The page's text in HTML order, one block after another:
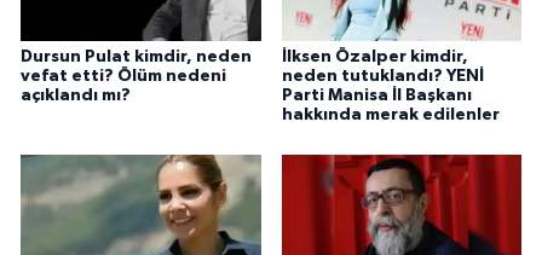
Dursun Pulat kimdir, neden
vefat etti? Ölüm nedeni
açıklandı mı?
İlksen Özalper kimdir,
neden tutuklandı? YENİ
Parti Manisa İl Başkanı
hakkında merak edilenler